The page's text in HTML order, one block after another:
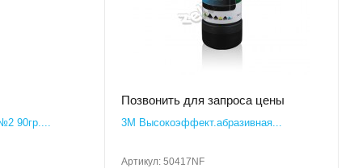
90гр....
Позвонить для запроса цены
3M Высокоэффект.абразивная...
Артикул: 50417NF